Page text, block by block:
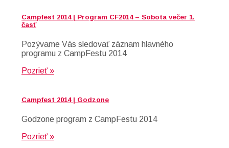
Campfest 2014 | Program CF2014 – Sobota večer 1.
časť
Pozývame Vás sledovať záznam hlavného
programu z CampFestu 2014
Pozrieť »
Campfest 2014 | Godzone
Godzone program z CampFestu 2014
Pozrieť »